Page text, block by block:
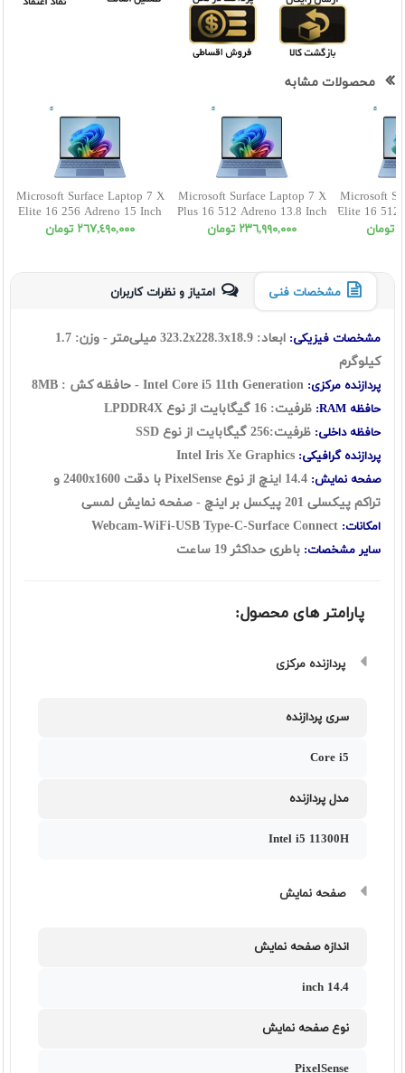
محصولات مشابه
Microsoft Surface Laptop 7 X
Elite 16 256 Adreno 15 Inch
٢٦٧,٤٩٠,٠٠٠ تومان
Microsoft Surface Laptop 7 X
Plus 16 512 Adreno 13.8 Inch
٢٣٦,٩٩٠,٠٠٠ تومان
Microsoft
Elite 16 512
مشخصات فنی امتیاز و نظرات کاربران
مشخصات فیزیکی:
ابعاد: 323.2x228.3x18.9 میلی‌متر - وزن: 1.7
کیلوگرم
پردازنده مرکزی:
حافظه RAM: ظرفیت: 16 گيگابايت از نوع LPDDR4X
حافظه داخلی: ظرفیت:256 گیگابایت از نوع SSD
پردازنده گرافیکی:
صفحه نمایش:
14.4 اینچ از نوع PixelSense با دقت 2400x1600 و
تراکم پیکسلی 201 پیکسل بر اینچ - صفحه نمایش لمسی
امکانات: Webcam-WiFi-USB Type-C-Surface Connect
سایر مشخصات: باطری حداکثر 19 ساعت
پارامتر های محصول:
پردازنده مرکزی
سری پردازنده
Core i5
مدل پردازنده
Intel i5 11300H
صفحه نمایش
اندازه صفحه نمایش
14.4 inch
نوع صفحه نمایش
PixelSense